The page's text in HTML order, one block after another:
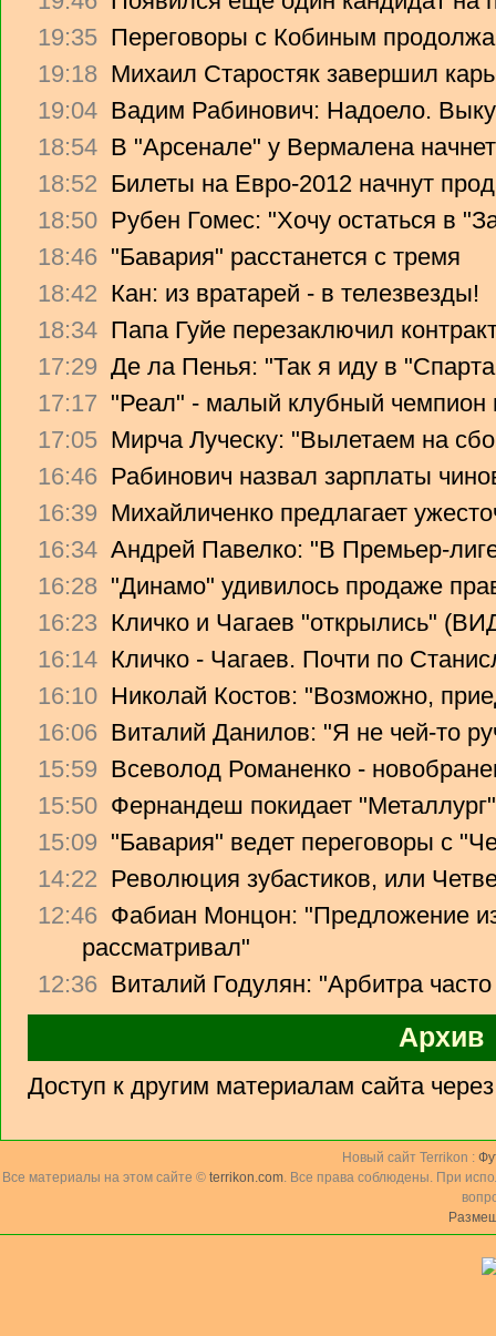
19:35 Переговоры с Кобиным
19:18 Михаил Старостяк завершил
19:04 Вадим Рабинович: Надоело.
18:54 В "Арсенале" у Вермалена
18:52 Билеты на Евро-2012 начнут
18:50 Рубен Гомес: "Хочу остаться в
18:46 "Бавария" расстанется с тремя
18:42 Кан: из вратарей - в телезвезды!
18:34 Папа Гуйе перезаключил
17:29 Де ла Пенья: "Так я иду в
17:17 "Реал" - малый клубный чемпион
17:05 Мирча Луческу: "Вылетаем на
16:46 Рабинович назвал зарплаты
16:39 Михайличенко предлагает
16:34 Андрей Павелко: "В Премьер-
16:28 "Динамо" удивилось продаже
16:23 Кличко и Чагаев "открылись"
16:14 Кличко - Чагаев. Почти по
16:10 Николай Костов: "Возможно,
16:06 Виталий Данилов: "Я не чей-то
15:59 Всеволод Романенко -
15:50 Фернандеш покидает "Металлург"
15:09 "Бавария" ведет переговоры с
14:22 Революция зубастиков, или
12:46 Фабиан Монцон: "Предложение
рассматривал"
12:36 Виталий Годулян: "Арбитра
Архив
Доступ к другим материалам сайта
Новый сайт Terrikon :
Все материалы на этом сайте © terrikon.com. Все права соблюдены. При